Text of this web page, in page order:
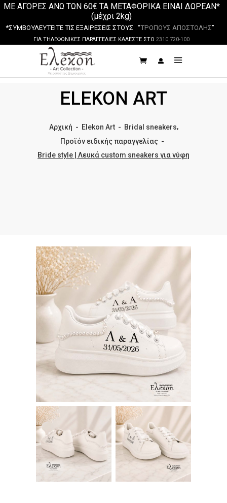
ΜΕ ΑΓΟΡΕΣ ΑΝΩ ΤΩΝ 60€ ΤΑ ΜΕΤΑΦΟΡΙΚΑ ΕΙΝΑΙ ΔΩΡΕΑΝ*
(μέχρι 2kg)
*ΣΥΜΒΟΥΛΕΥΤΕΙΤΕ ΤΙΣ ΕΞΑΙΡΕΣΕΙΣ ΣΤΟΥΣ “ΤΡΟΠΟΥΣ ΑΠΟΣΤΟΛΗΣ”
ΓΙΑ ΤΗΛΕΦΩΝΙΚΕΣ ΠΑΡΑΓΓΕΛΙΕΣ ΚΑΛΕΣΤΕ ΣΤΟ 2310 720-100
ELEKON ART
Αρχική - Elekon Art- Bridal sneakers,
Προϊόν ειδικής παραγγελίας-
Bride style | Λευκά custom sneakers για νύφη